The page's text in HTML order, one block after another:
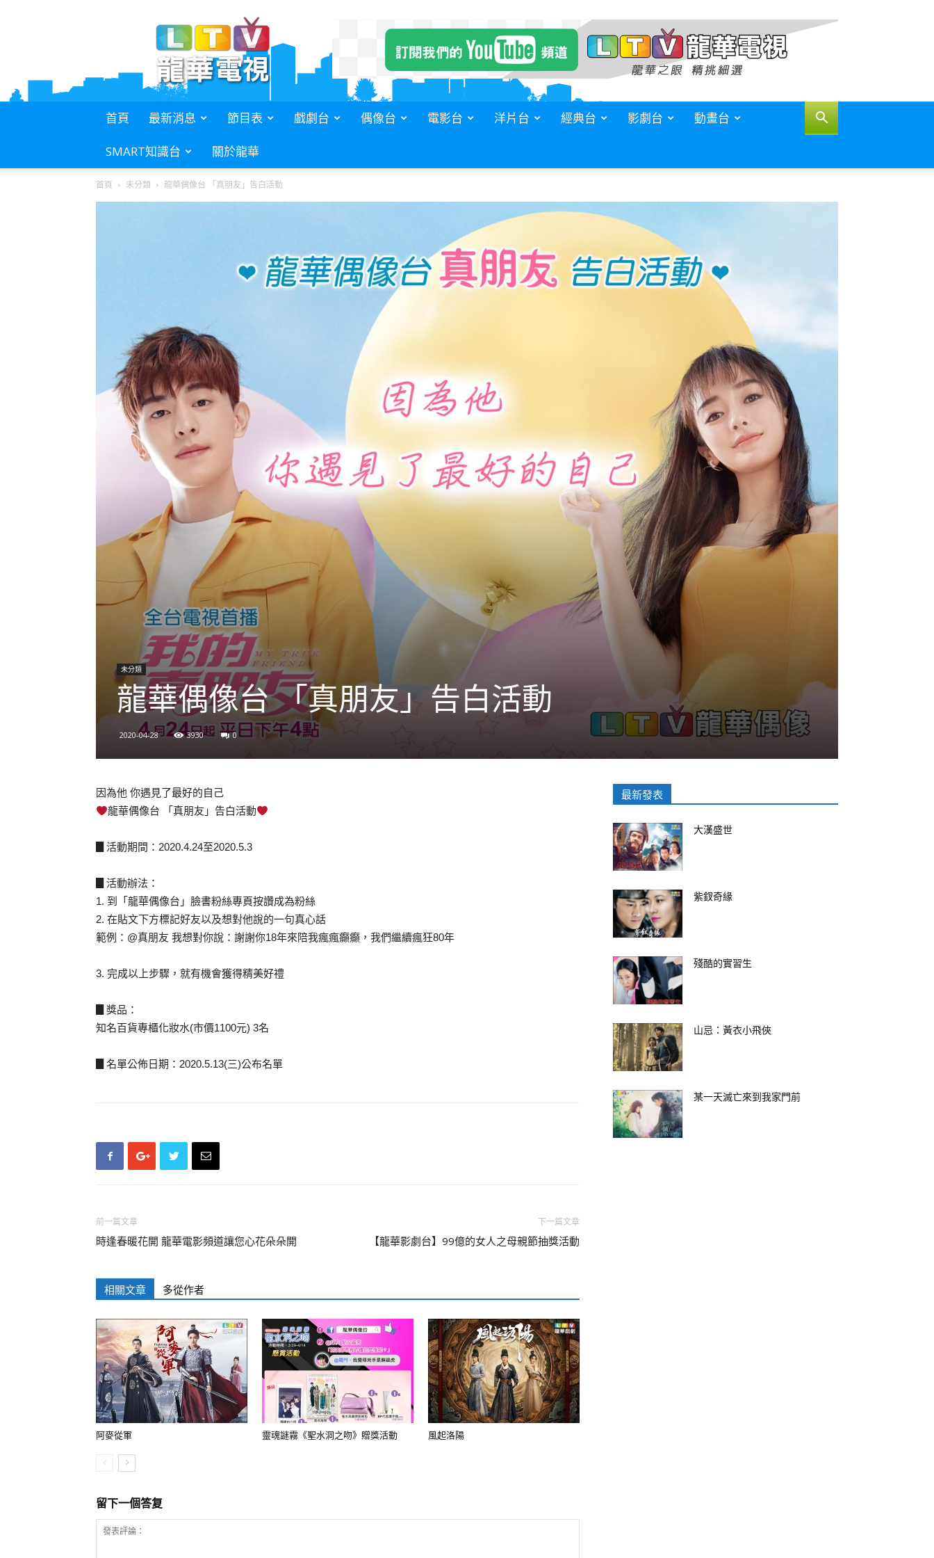
電
首頁 最新消息 節目表 戲劇台 偶像台 電影台 洋片台 經典台 影劇台 動畫台
SMART知識台 關於龍華
首頁 未分類 龍華偶像台 「真朋友」告白活動
未分類
龍華偶像台 「真朋友」告白活動
2020-04-28 3930 0
因為他 你遇見了最好的自己
龍華偶像台 「真朋友」告白活動
▊活動期間：2020.4.24至2020.5.3
▊活動辦法：
1. 到「龍華偶像台」臉書粉絲專頁按讚成為粉絲
2. 在貼文下方標記好友以及想對他說的一句真心話
範例：@真朋友 我想對你說：謝謝你18年來陪我瘋瘋癲癲，我們繼續瘋狂80年
3. 完成以上步驟，就有機會獲得精美好禮
▊獎品：
知名百貨專櫃化妝水(市價1100元) 3名
▊名單公佈日期：2020.5.13(三)公布名單
前一篇文章
時逢春暖花開 龍華電影頻道讓您心花朵朵開
下一篇文章
【龍華影劇台】99億的女人之母親節抽獎活動
相關文章 多從作者
阿麥從軍 靈魂謎霧《聖水洞之吻》贈獎活動 風起洛陽
留下一個答复
最新發表
大漢盛世
紫釵奇緣
殘酷的實習生
山忌：黃衣小飛俠
某一天滅亡來到我家門前